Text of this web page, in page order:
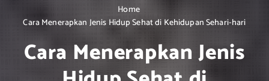
Home
Cara Menerapkan Jenis Hidup Sehat di Kehidupan Sehari-hari
Cara Menerapkan Jenis